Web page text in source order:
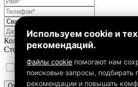
Количество персон от до
Стоимость на человека от1000
Уведомления оcookie и политике
Используем cookie и
рекомендаций.
Файлы cookie помогают нам
поисковые запросы, подбирать
рекомендации и повышать